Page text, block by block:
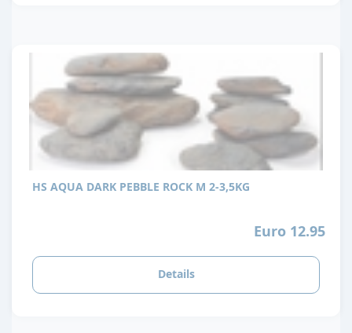
HS AQUA DARK PEBBLE ROCK M 2-3,5KG
Euro 12.95
Details